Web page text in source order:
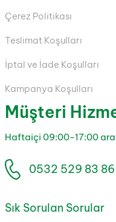
Çerez Politikası
Teslimat Koşulları
İptal ve İade Koşulları
Kampanya Koşulları
Müşteri
Haftaiçi 09:00-17:00
0532 529 83 86
Sık Sorulan Sorular